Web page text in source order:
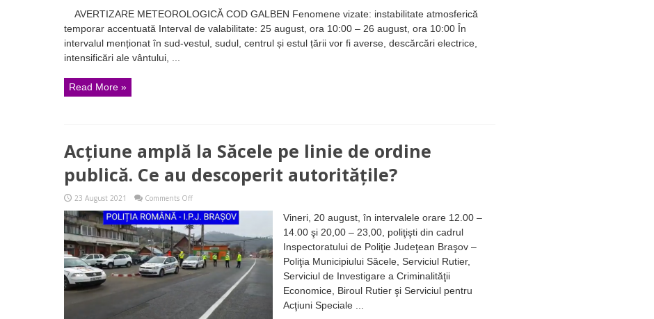
portocaliu
de
instabilitate
atmosferică
AVERTIZARE METEOROLOGICĂ COD GALBEN Fenomene vizate: instabilitate atmosferică
temporar accentuată Interval de valabilitate: 25 august, ora 10:00 – 26 august, ora 10:00 În
intervalul menționat în sud-vestul, sudul, centrul și estul țării vor fi averse, descărcări electrice,
intensificări ale vântului, ...
Read More »
Acțiune amplă la Săcele pe linie de ordine
publică. Ce au descoperit autoritățile?
23 August 2021 Comments Offon
amplă
la
Săcele
pe
linie
de
ordine
descoperit
Vineri, 20 august, în intervalele orare 12.00 –
14.00 şi 20,00 – 23,00, poliţişti din cadrul
Inspectoratului de Poliţie Judeţean Braşov –
Poliţia Municipiului Săcele, Serviciul Rutier,
Serviciul de Investigare a Criminalităţii
Economice, Biroul Rutier şi Serviciul pentru
Acţiuni Speciale ...